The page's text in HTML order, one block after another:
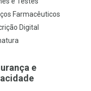
Farmacêuticos
Digital
e